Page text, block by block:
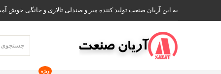
به این آریان صنعت تولید کننده میز و صندلی تالاری و خانگی خوش
ویژه